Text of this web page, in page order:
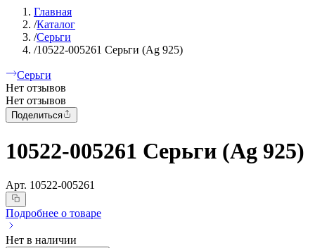
Главная
/Каталог
/Серьги
/10522-005261 Серьги (Ag 925)
Серьги
Нет отзывов
Нет отзывов
Поделиться
10522-005261 Серьги (Ag 925)
Арт. 10522-005261
Подробнее о товаре
Нет в наличии